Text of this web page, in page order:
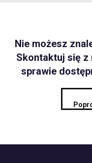
Nie możesz
Skontaktuj się z
sprawie